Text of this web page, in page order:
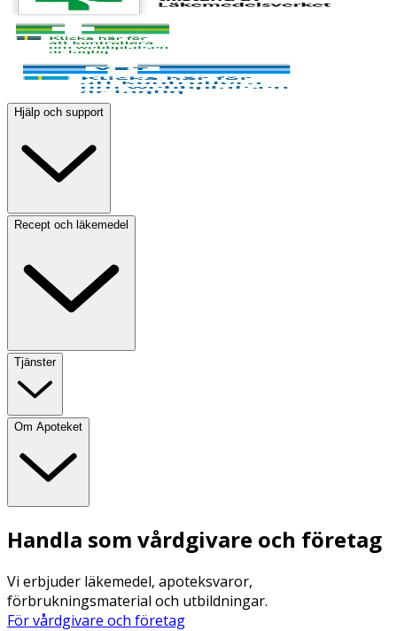
Hjälp och support
Recept och läkemedel
Tjänster
Om Apoteket
Handla som vårdgivare och företag
Vi erbjuder läkemedel, apoteksvaror,
förbrukningsmaterial och utbildningar.
För vårdgivare och företag